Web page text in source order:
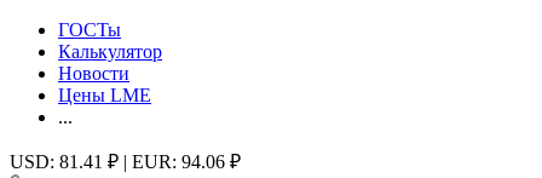
ГОСТы
Калькулятор
Новости
Цены LME
...
USD: 81.41 ₽ | EUR: 94.06 ₽